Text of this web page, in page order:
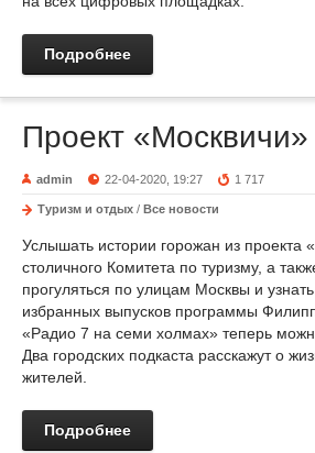
Подробнее
Проект «Москвичи»
admin 22-04-2020, 19:27 1 717
Туризм и отдых / Все новости
Услышать истории горожан из проекта
столичного Комитета по туризму, а
прогуляться по улицам Москвы и
избранных выпусков программы
«Радио 7 на семи холмах» теперь
Два городских подкаста расскажут о
жителей.
Подробнее